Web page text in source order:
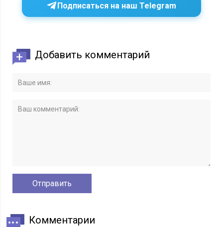
Подписаться на наш Telegram
Добавить комментарий
Комментарии